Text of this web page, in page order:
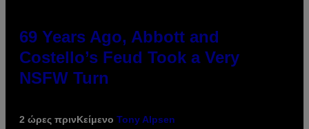
69 Years Ago, Abbott and
Costello’s Feud Took a Very
NSFW Turn
2 ώρες πρινΚείμενο Tony Alpsen